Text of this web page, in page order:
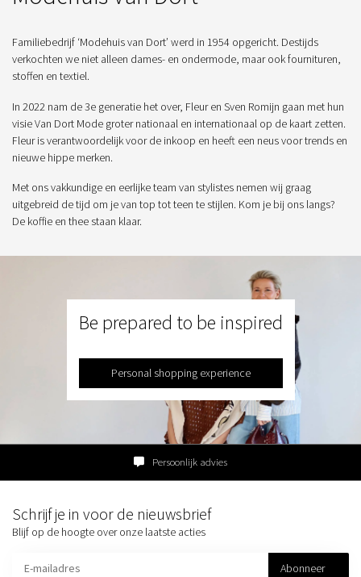
Familiebedrijf ‘Modehuis van Dort’ werd in 1954 opgericht. Destijds
verkochten we niet alleen dames- en ondermode, maar ook fournituren,
stoffen en textiel.
In 2022 nam de 3e generatie het over, Fleur en Sven Romijn gaan met hun
visie Van Dort Mode groter nationaal en internationaal op de kaart zetten.
Fleur is verantwoordelijk voor de inkoop en heeft een neus voor trends en
nieuwe hippe merken.
Met ons vakkundige en eerlijke team van stylistes nemen wij graag
uitgebreid de tijd om je van top tot teen te stijlen. Kom je bij ons langs?
De koffie en thee staan klaar.
Be prepared to be inspired
Personal shopping experience
Persoonlijk advies
Schrijf je in voor de nieuwsbrief
Blijf op de hoogte over onze laatste acties
Abonneer